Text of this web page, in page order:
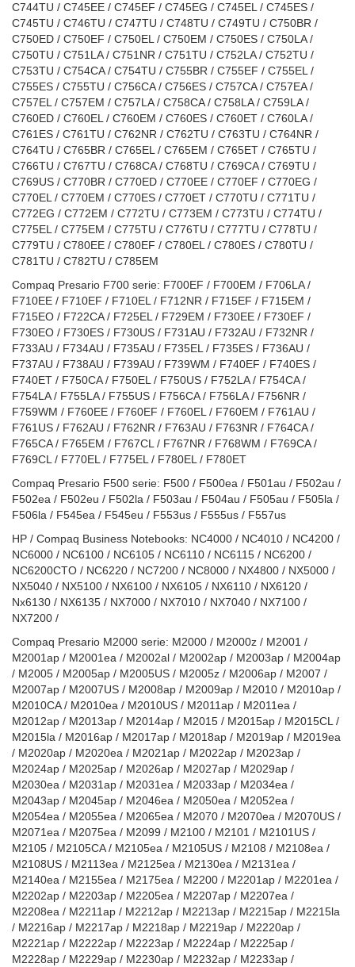
C744TU / C745EE / C745EF / C745EG / C745EL / C745ES /
C745TU / C746TU / C747TU / C748TU / C749TU / C750BR /
C750ED / C750EF / C750EL / C750EM / C750ES / C750LA /
C750TU / C751LA / C751NR / C751TU / C752LA / C752TU /
C753TU / C754CA / C754TU / C755BR / C755EF / C755EL /
C755ES / C755TU / C756CA / C756ES / C757CA / C757EA /
C757EL / C757EM / C757LA / C758CA / C758LA / C759LA /
C760ED / C760EL / C760EM / C760ES / C760ET / C760LA /
C761ES / C761TU / C762NR / C762TU / C763TU / C764NR /
C764TU / C765BR / C765EL / C765EM / C765ET / C765TU /
C766TU / C767TU / C768CA / C768TU / C769CA / C769TU /
C769US / C770BR / C770ED / C770EE / C770EF / C770EG /
C770EL / C770EM / C770ES / C770ET / C770TU / C771TU /
C772EG / C772EM / C772TU / C773EM / C773TU / C774TU /
C775EL / C775EM / C775TU / C776TU / C777TU / C778TU /
C779TU / C780EE / C780EF / C780EL / C780ES / C780TU /
C781TU / C782TU / C785EM
Compaq Presario F700 serie: F700EF / F700EM / F706LA /
F710EE / F710EF / F710EL / F712NR / F715EF / F715EM /
F715EO / F722CA / F725EL / F729EM / F730EE / F730EF /
F730EO / F730ES / F730US / F731AU / F732AU / F732NR /
F733AU / F734AU / F735AU / F735EL / F735ES / F736AU /
F737AU / F738AU / F739AU / F739WM / F740EF / F740ES /
F740ET / F750CA / F750EL / F750US / F752LA / F754CA /
F754LA / F755LA / F755US / F756CA / F756LA / F756NR /
F759WM / F760EE / F760EF / F760EL / F760EM / F761AU /
F761US / F762AU / F762NR / F763AU / F763NR / F764CA /
F765CA / F765EM / F767CL / F767NR / F768WM / F769CA /
F769CL / F770EL / F775EL / F780EL / F780ET
Compaq Presario F500 serie: F500 / F500ea / F501au / F502au /
F502ea / F502eu / F502la / F503au / F504au / F505au / F505la /
F506la / F545ea / F545eu / F553us / F555us / F557us
HP / Compaq Business Notebooks: NC4000 / NC4010 / NC4200 /
NC6000 / NC6100 / NC6105 / NC6110 / NC6115 / NC6200 /
NC6200CTO / NC6220 / NC7200 / NC8000 / NX4800 / NX5000 /
NX5040 / NX5100 / NX6100 / NX6105 / NX6110 / NX6120 /
Nx6130 / NX6135 / NX7000 / NX7010 / NX7040 / NX7100 /
NX7200 /
Compaq Presario M2000 serie: M2000 / M2000z / M2001 /
M2001ap / M2001ea / M2002al / M2002ap / M2003ap / M2004ap
/ M2005 / M2005ap / M2005US / M2005z / M2006ap / M2007 /
M2007ap / M2007US / M2008ap / M2009ap / M2010 / M2010ap /
M2010CA / M2010ea / M2010US / M2011ap / M2011ea /
M2012ap / M2013ap / M2014ap / M2015 / M2015ap / M2015CL /
M2015la / M2016ap / M2017ap / M2018ap / M2019ap / M2019ea
/ M2020ap / M2020ea / M2021ap / M2022ap / M2023ap /
M2024ap / M2025ap / M2026ap / M2027ap / M2029ap /
M2030ea / M2031ap / M2031ea / M2033ap / M2034ea /
M2043ap / M2045ap / M2046ea / M2050ea / M2052ea /
M2054ea / M2055ea / M2065ea / M2070 / M2070ea / M2070US /
M2071ea / M2075ea / M2099 / M2100 / M2101 / M2101US /
M2105 / M2105CA / M2105ea / M2105US / M2108 / M2108ea /
M2108US / M2113ea / M2125ea / M2130ea / M2131ea /
M2140ea / M2155ea / M2175ea / M2200 / M2201ap / M2201ea /
M2202ap / M2203ap / M2205ea / M2207ap / M2207ea /
M2208ea / M2211ap / M2212ap / M2213ap / M2215ap / M2215la
/ M2216ap / M2217ap / M2218ap / M2219ap / M2220ap /
M2221ap / M2222ap / M2223ap / M2224ap / M2225ap /
M2228ap / M2229ap / M2230ap / M2232ap / M2233ap /